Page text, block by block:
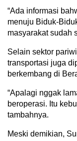
“Ada informasi
menuju Biduk-
masyarakat sudah
Selain sektor
transportasi juga
berkembang di
“Apalagi nggak
beroperasi. Itu
tambahnya.
Meski demikian,